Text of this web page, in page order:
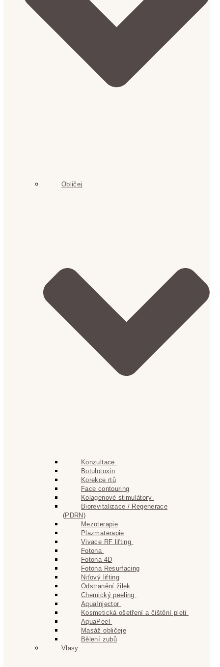
Obličej
Konzultace
Botulotoxin
Korekce rtů
Face contouring
Kolagenové stimulátory
Biorevitalizace / Regenerace
(PDRN)
Mezoterapie
Plazmaterapie
Vivace RF lifting
Fotona
Fotona 4D
Fotona Resurfacing
Niťový lifting
Odstranění žilek
Chemický peeling
AquaInjector
Kosmetická ošetření a čištění pleti
AquaPeel
Masáž obličeje
Bělení zubů
Vlasy